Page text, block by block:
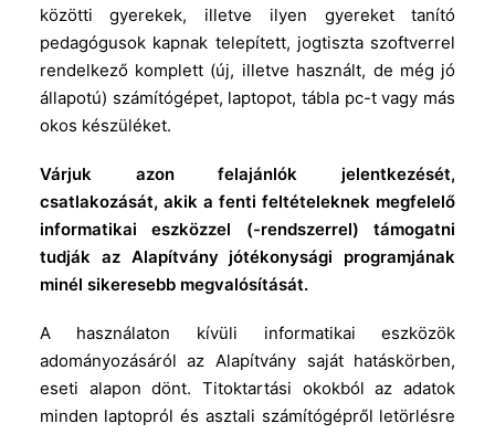
közötti gyerekek, illetve ilyen gyereket tanító
pedagógusok kapnak telepített, jogtiszta szoftverrel
rendelkező komplett (új, illetve használt, de még jó
állapotú) számítógépet, laptopot, tábla pc-t vagy más
okos készüléket.
Várjuk azon felajánlók jelentkezését,
csatlakozását, akik a fenti feltételeknek megfelelő
informatikai eszközzel (-rendszerrel) támogatni
tudják az Alapítvány jótékonysági programjának
minél sikeresebb megvalósítását.
A használaton kívüli informatikai eszközök
adományozásáról az Alapítvány saját hatáskörben,
eseti alapon dönt. Titoktartási okokból az adatok
minden laptopról és asztali számítógépről letörlésre